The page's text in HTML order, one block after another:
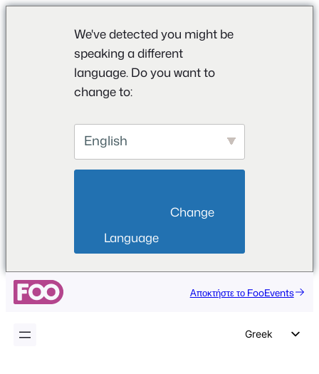
We've detected you might be
speaking a different
language. Do you want to
change to:
English
Language
Μετάβαση
Αποκτήστε το FooEvents
Greek